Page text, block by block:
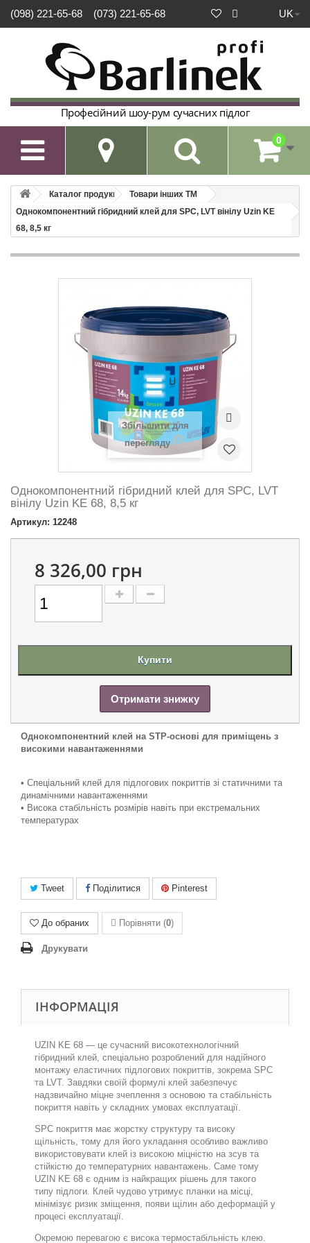
UK
(098) 221-65-68 (073) 221-65-68
Професійний шоу-рум сучасних підлог
 0
Каталог продукції
Товари інших ТМ
Однокомпонентний гібридний клей для SPC, LVT вінілу Uzin KE
68, 8,5 кг
Збільшити для
перегляду
Однокомпонентний гібридний клей для SPC, LVT
вінілу Uzin KE 68, 8,5 кг
Артикул: 12248
8 326,00 грн
Купити
Отримати знижку
Однокомпонентний клей на STP-основі для приміщень з
високими навантаженнями
• Спеціальний клей для підлогових покриттів зі статичними та
динамічними навантаженнями
• Висока стабільність розмірів навіть при екстремальних
температурах
Tweet Поділитися Pinterest
До обраних Порівняти (0)
Друкувати
ІНФОРМАЦІЯ
UZIN KE 68 — це сучасний високотехнологічний
гібридний клей, спеціально розроблений для надійного
монтажу еластичних підлогових покриттів, зокрема SPC
та LVT. Завдяки своїй формулі клей забезпечує
надзвичайно міцне зчеплення з основою та стабільність
покриття навіть у складних умовах експлуатації.
SPC покриття має жорстку структуру та високу
щільність, тому для його укладання особливо важливо
використовувати клей із високою міцністю на зсув та
стійкістю до температурних навантажень. Саме тому
UZIN KE 68 є одним із найкращих рішень для такого
типу підлоги. Клей чудово утримує планки на місці,
мінімізує ризик зміщення, появи щілин або деформацій у
процесі експлуатації.
Окремою перевагою є висока термостабільність клею.